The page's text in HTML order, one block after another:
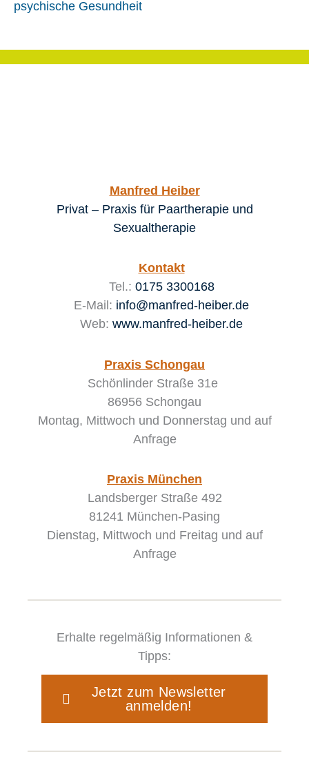
psychische Gesundheit
Manfred Heiber
Privat – Praxis für Paartherapie und
Sexualtherapie
Kontakt
Tel.: 0175 3300168
E-Mail: info@manfred-heiber.de
Web: www.manfred-heiber.de
Praxis Schongau
Schönlinder Straße 31e
86956 Schongau
Montag, Mittwoch und Donnerstag und auf
Anfrage
Praxis München
Landsberger Straße 492
81241 München-Pasing
Dienstag, Mittwoch und Freitag und auf
Anfrage
Erhalte regelmäßig Informationen &
Tipps:
Jetzt zum Newsletter
anmelden!